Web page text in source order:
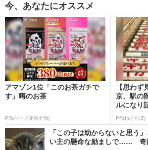
今、あなたにオススメ
アマゾン1位「このお茶ガチで
す」噂のお茶
PR(ハーブ健康本舗)
【思わ
京、駅の
ルになり
PR(ねとらぼ)
「この子は助からないと思う
い主の懸命な励ましで…… 奇